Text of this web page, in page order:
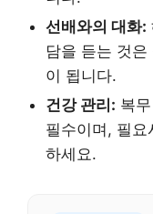
선배와의 대화:
담을 듣는 것
이 됩니다.
건강 관리: 복
필수이며, 필요
하세요.